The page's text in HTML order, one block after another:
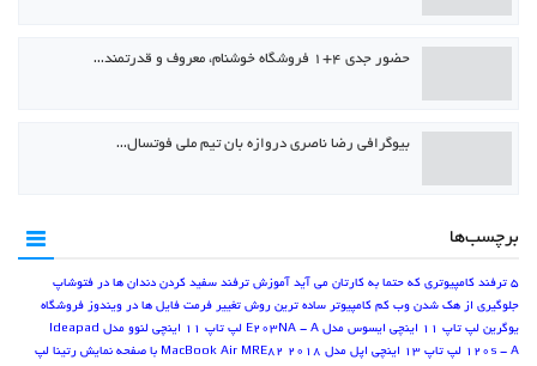
حضور جدی ۴+۱ فروشگاه خوشنام، معروف و قدرتمند…
بیوگرافی رضا ناصری دروازه بان تیم ملی فوتسال…
برچسب‌ها
5 ترفند کامپیوتری که حتما به کارتان می آید
آموزش ترفند سفید کردن دندان ها در فتوشاپ
جلوگیری از هک شدن وب کم کامپیوتر ساده ترین روش تغییر فرمت فایل ها در ویندوز فروشگاه
یوگرین لپ تاپ 11 اینچی ایسوس مدل E203NA - A
لپ تاپ 11 اینچی لنوو مدل Ideapad
120s - A لپ تاپ 13 اینچی اپل مدل MacBook Air MRE82 2018 با صفحه نمایش رتینا
لپ